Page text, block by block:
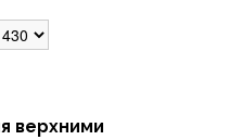
верхними